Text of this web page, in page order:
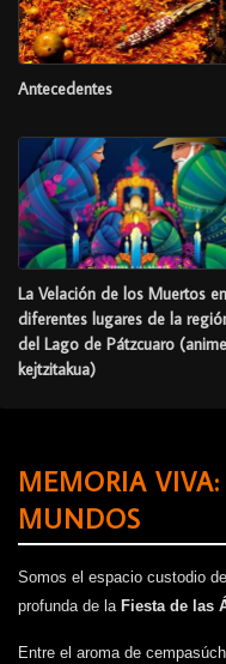
Antecedentes
La Velación de los Muertos en
diferentes lugares de la
del Lago de Pátzcuaro
kejtzitakua)
MEMORIA
MUNDOS
Somos el espacio custodio
profunda de la Fiesta de las
Entre el aroma de